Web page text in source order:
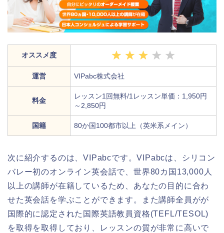
オススメ度
運営 VIPabc株式会社
料金
レッスン1回無料/1レッスン単価：1,950円
～2,850円
国籍 80か国100都市以上（英米系メイン）
次に紹介するのは、VIPabcです。VIPabcは、シリコン
バレー初のオンライン英会話で、世界80カ国13,000人
以上の講師が在籍しているため、あなたの目的に合わ
せた英会話を学ぶことができます。また講師全員がが
国際的に認定された国際英語教員資格(TEFL/TESOL)
を取得を取得しており、レッスンの質が非常に高いで